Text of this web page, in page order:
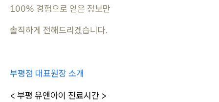
100% 경험으로 얻은 정보만
솔직하게 전해드리겠습니다.
부평점 대표원장 소개
< 부평 유앤아이 진료시간 >